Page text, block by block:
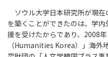
ソウル大学日本研究所が現
を築くことができたのは、学
援を受けたからであり、2008
（Humanities Korea）」海外